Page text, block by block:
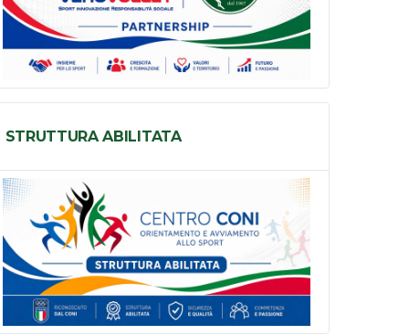
STRUTTURA ABILITATA